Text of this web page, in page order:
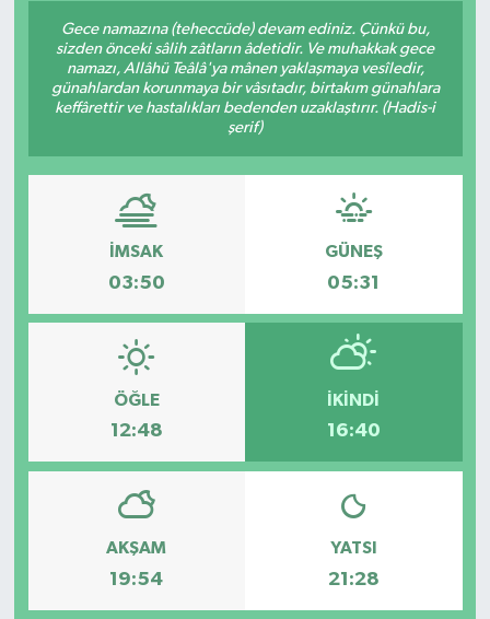
Gece namazına (teheccüde) devam ediniz. Çünkü bu,
sizden önceki sâlih zâtların âdetidir. Ve muhakkak gece
namazı, Allâhü Teâlâ'ya mânen yaklaşmaya vesîledir,
günahlardan korunmaya bir vâsıtadır, birtakım günahlara
keffârettir ve hastalıkları bedenden uzaklaştırır. (Hadis-i
şerif)
İMSAK
03:50
GÜNEŞ
05:31
ÖĞLE
12:48
İKINDI
16:40
AKŞAM
19:54
YATSI
21:28